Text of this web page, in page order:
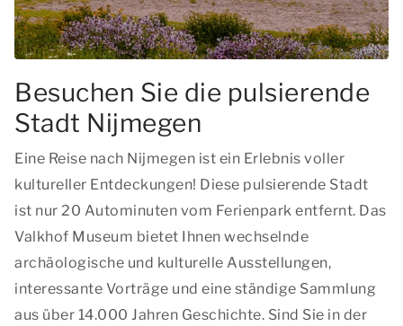
Besuchen Sie die pulsierende
Stadt Nijmegen
Eine Reise nach Nijmegen ist ein Erlebnis voller
kultureller Entdeckungen! Diese pulsierende Stadt
ist nur 20 Autominuten vom Ferienpark entfernt. Das
Valkhof Museum bietet Ihnen wechselnde
archäologische und kulturelle Ausstellungen,
interessante Vorträge und eine ständige Sammlung
aus über 14.000 Jahren Geschichte. Sind Sie in der